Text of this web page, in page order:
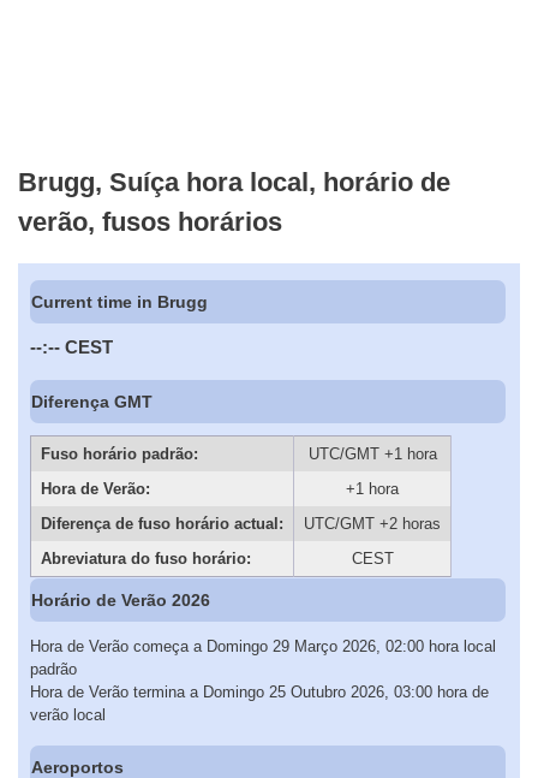
Brugg, Suíça hora local, horário de
verão, fusos horários
Current time in Brugg
--:-- CEST
Diferença GMT
Fuso horário padrão:
UTC/GMT +1 hora
Hora de Verão:
+1 hora
Diferença de fuso horário actual:
UTC/GMT +2 horas
Abreviatura do fuso horário:
CEST
Horário de Verão 2026
Hora de Verão começa a Domingo 29 Março 2026, 02:00 hora local
padrão
Hora de Verão termina a Domingo 25 Outubro 2026, 03:00 hora de
verão local
Aeroportos